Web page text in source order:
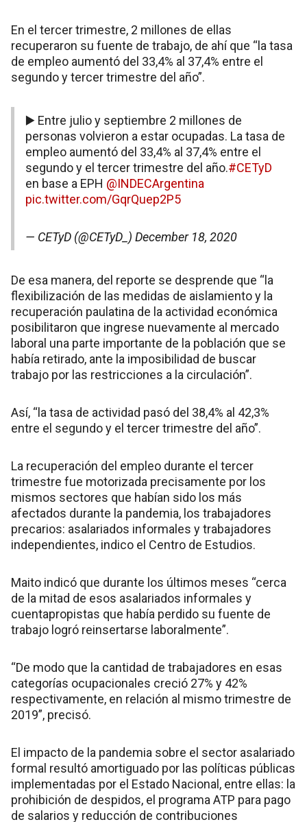
En el tercer trimestre, 2 millones de ellas
recuperaron su fuente de trabajo, de ahí que “la tasa
de empleo aumentó del 33,4% al 37,4% entre el
segundo y tercer trimestre del año”.
▶️ Entre julio y septiembre 2 millones de
personas volvieron a estar ocupadas. La tasa de
empleo aumentó del 33,4% al 37,4% entre el
segundo y el tercer trimestre del año.#CETyD
en base a EPH @INDECArgentina
pic.twitter.com/GqrQuep2P5
— CETyD (@CETyD_) December 18, 2020
De esa manera, del reporte se desprende que “la
flexibilización de las medidas de aislamiento y la
recuperación paulatina de la actividad económica
posibilitaron que ingrese nuevamente al mercado
laboral una parte importante de la población que se
había retirado, ante la imposibilidad de buscar
trabajo por las restricciones a la circulación”.
Así, “la tasa de actividad pasó del 38,4% al 42,3%
entre el segundo y el tercer trimestre del año”.
La recuperación del empleo durante el tercer
trimestre fue motorizada precisamente por los
mismos sectores que habían sido los más
afectados durante la pandemia, los trabajadores
precarios: asalariados informales y trabajadores
independientes, indico el Centro de Estudios.
Maito indicó que durante los últimos meses “cerca
de la mitad de esos asalariados informales y
cuentapropistas que había perdido su fuente de
trabajo logró reinsertarse laboralmente”.
“De modo que la cantidad de trabajadores en esas
categorías ocupacionales creció 27% y 42%
respectivamente, en relación al mismo trimestre de
2019”, precisó.
El impacto de la pandemia sobre el sector asalariado
formal resultó amortiguado por las políticas públicas
implementadas por el Estado Nacional, entre ellas: la
prohibición de despidos, el programa ATP para pago
de salarios y reducción de contribuciones